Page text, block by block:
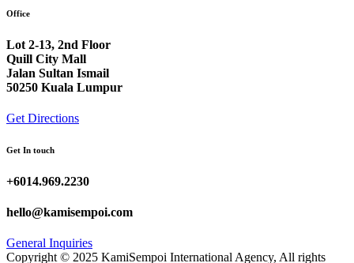
Office
Lot 2-13, 2nd Floor
Quill City Mall
Jalan Sultan Ismail
50250 Kuala Lumpur
Get Directions
Get In touch
+6014.969.2230
hello@kamisempoi.com
General Inquiries
Copyright © 2025 KamiSempoi International Agency, All rights